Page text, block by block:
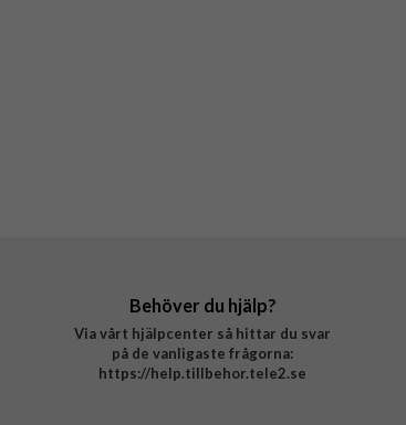
Behöver du hjälp?
Via vårt hjälpcenter så hittar du svar
på de vanligaste frågorna:
https://help.tillbehor.tele2.se